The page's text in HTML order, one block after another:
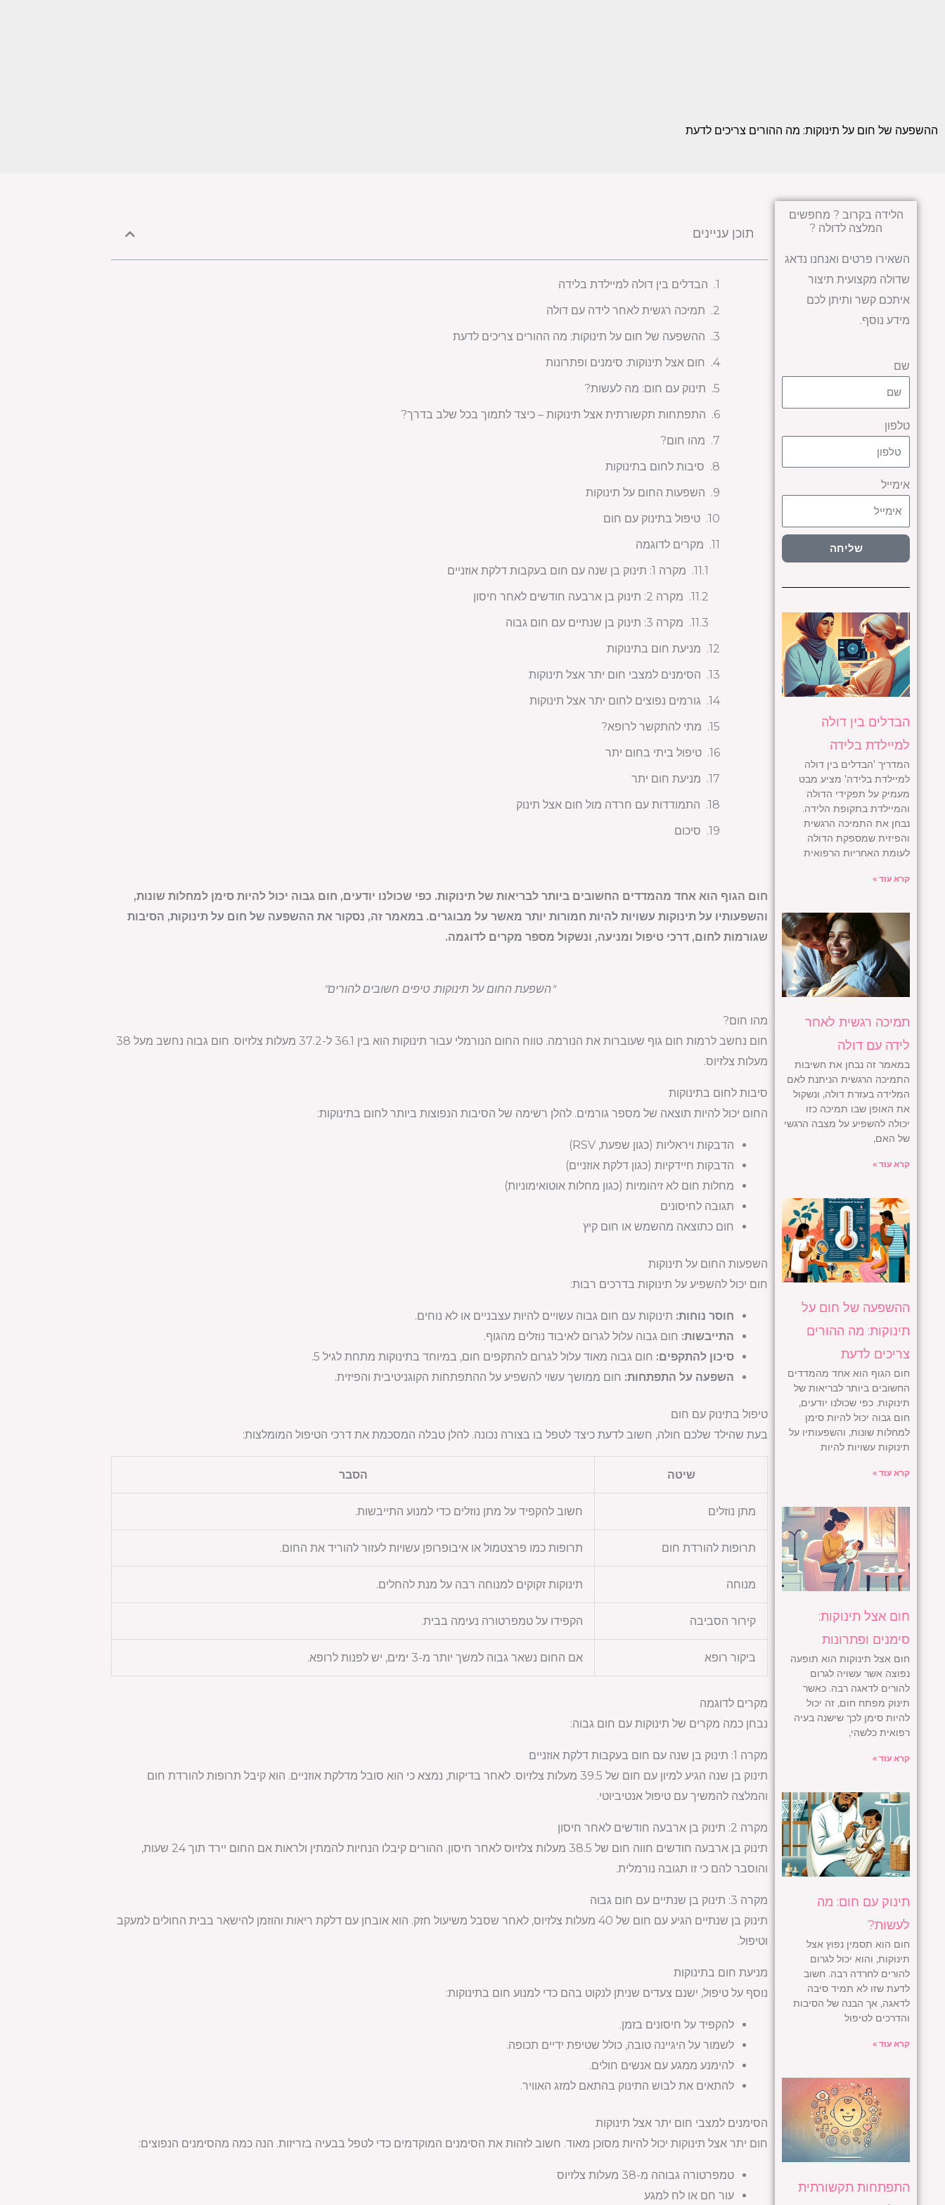
ההשפעה של חום על תינוקות: מה ההורים צריכים לדעת
הלידה בקרוב ? מחפשים
המלצה לדולה ?
השאירו פרטים ואנחנו נדאג
שדולה מקצועית תיצור
איתכם קשר ותיתן לכם
מידע נוסף.
שם
טלפון
אימייל
שליחה
הבדלים בין דולה
למיילדת בלידה
המדריך 'הבדלים בין דולה
למיילדת בלידה' מציע מבט
מעמיק על תפקידי הדולה
והמיילדת בתקופת הלידה.
נבחן את התמיכה הרגשית
והפיזית שמספקת הדולה
לעומת האחריות הרפואית
קרא עוד »
תמיכה רגשית לאחר
לידה עם דולה
במאמר זה נבחן את חשיבות
התמיכה הרגשית הניתנת לאם
המלידה בעזרת דולה, ונשקול
את האופן שבו תמיכה כזו
יכולה להשפיע על מצבה הרגשי
של האם,
קרא עוד »
ההשפעה של חום על
תינוקות: מה ההורים
צריכים לדעת
חום הגוף הוא אחד מהמדדים
החשובים ביותר לבריאות של
תינוקות. כפי שכולנו יודעים,
חום גבוה יכול להיות סימן
למחלות שונות, והשפעותיו על
תינוקות עשויות להיות
קרא עוד »
חום אצל תינוקות:
סימנים ופתרונות
חום אצל תינוקות הוא תופעה
נפוצה אשר עשויה לגרום
להורים לדאגה רבה. כאשר
תינוק מפתח חום, זה יכול
להיות סימן לכך שישנה בעיה
רפואית כלשהי,
קרא עוד »
תינוק עם חום: מה
לעשות?
חום הוא תסמין נפוץ אצל
תינוקות, והוא יכול לגרום
להורים לחרדה רבה. חשוב
לדעת שזו לא תמיד סיבה
לדאגה, אך הבנה של הסיבות
והדרכים לטיפול
קרא עוד »
התפתחות תקשורתית
תוכן עניינים
הבדלים בין דולה למיילדת בלידה
תמיכה רגשית לאחר לידה עם דולה
ההשפעה של חום על תינוקות: מה ההורים צריכים לדעת
חום אצל תינוקות: סימנים ופתרונות
תינוק עם חום: מה לעשות?
התפתחות תקשורתית אצל תינוקות – כיצד לתמוך בכל שלב בדרך?
מהו חום?
סיבות לחום בתינוקות
השפעות החום על תינוקות
טיפול בתינוק עם חום
מקרים לדוגמה
מקרה 1: תינוק בן שנה עם חום בעקבות דלקת אוזניים
מקרה 2: תינוק בן ארבעה חודשים לאחר חיסון
מקרה 3: תינוק בן שנתיים עם חום גבוה
מניעת חום בתינוקות
הסימנים למצבי חום יתר אצל תינוקות
גורמים נפוצים לחום יתר אצל תינוקות
מתי להתקשר לרופא?
טיפול ביתי בחום יתר
מניעת חום יתר
התמודדות עם חרדה מול חום אצל תינוק
סיכום
חום הגוף הוא אחד מהמדדים החשובים ביותר לבריאות של תינוקות. כפי שכולנו יודעים, חום גבוה יכול להיות סימן למחלות שונות,
והשפעותיו על תינוקות עשויות להיות חמורות יותר מאשר על מבוגרים. במאמר זה, נסקור את ההשפעה של חום על תינוקות, הסיבות
שגורמות לחום, דרכי טיפול ומניעה, ונשקול מספר מקרים לדוגמה.
"השפעת החום על תינוקות: טיפים חשובים להורים"
מהו חום?
חום נחשב לרמות חום גוף שעוברות את הנורמה. טווח החום הנורמלי עבור תינוקות הוא בין 36.1 ל-37.2 מעלות צלזיוס. חום גבוה נחשב מעל 38
מעלות צלזיוס.
סיבות לחום בתינוקות
החום יכול להיות תוצאה של מספר גורמים. להלן רשימה של הסיבות הנפוצות ביותר לחום בתינוקות:
הדבקות ויראליות (כגון שפעת, RSV)
הדבקות חיידקיות (כגון דלקת אוזניים)
מחלות חום לא זיהומיות (כגון מחלות אוטואימוניות)
תגובה לחיסונים
חום כתוצאה מהשמש או חום קיץ
השפעות החום על תינוקות
חום יכול להשפיע על תינוקות בדרכים רבות:
חוסר נוחות: תינוקות עם חום גבוה עשויים להיות עצבניים או לא נוחים.
התייבשות: חום גבוה עלול לגרום לאיבוד נוזלים מהגוף.
סיכון להתקפים: חום גבוה מאוד עלול לגרום להתקפים חום, במיוחד בתינוקות מתחת לגיל 5.
השפעה על התפתחות: חום ממושך עשוי להשפיע על ההתפתחות הקוגניטיבית והפיזית.
טיפול בתינוק עם חום
בעת שהילד שלכם חולה, חשוב לדעת כיצד לטפל בו בצורה נכונה. להלן טבלה המסכמת את דרכי הטיפול המומלצות:
שיטה הסבר
מתן נוזלים חשוב להקפיד על מתן נוזלים כדי למנוע התייבשות.
תרופות להורדת חום תרופות כמו פרצטמול או איבופרופן עשויות לעזור להוריד את החום.
מנוחה תינוקות זקוקים למנוחה רבה על מנת להחלים.
קירור הסביבה הקפידו על טמפרטורה נעימה בבית.
ביקור רופא אם החום נשאר גבוה למשך יותר מ-3 ימים, יש לפנות לרופא.
מקרים לדוגמה
נבחן כמה מקרים של תינוקות עם חום גבוה:
מקרה 1: תינוק בן שנה עם חום בעקבות דלקת אוזניים
תינוק בן שנה הגיע למיון עם חום של 39.5 מעלות צלזיוס. לאחר בדיקות, נמצא כי הוא סובל מדלקת אוזניים. הוא קיבל תרופות להורדת חום
והמלצה להמשיך עם טיפול אנטיביוטי.
מקרה 2: תינוק בן ארבעה חודשים לאחר חיסון
תינוק בן ארבעה חודשים חווה חום של 38.5 מעלות צלזיוס לאחר חיסון. ההורים קיבלו הנחיות להמתין ולראות אם החום יירד תוך 24 שעות,
והוסבר להם כי זו תגובה נורמלית.
מקרה 3: תינוק בן שנתיים עם חום גבוה
תינוק בן שנתיים הגיע עם חום של 40 מעלות צלזיוס, לאחר שסבל משיעול חזק. הוא אובחן עם דלקת ריאות והוזמן להישאר בבית החולים למעקב
וטיפול.
מניעת חום בתינוקות
נוסף על טיפול, ישנם צעדים שניתן לנקוט בהם כדי למנוע חום בתינוקות:
להקפיד על חיסונים בזמן.
לשמור על היגיינה טובה, כולל שטיפת ידיים תכופה.
להימנע ממגע עם אנשים חולים.
להתאים את לבוש התינוק בהתאם למזג האוויר.
הסימנים למצבי חום יתר אצל תינוקות
חום יתר אצל תינוקות יכול להיות מסוכן מאוד. חשוב לזהות את הסימנים המוקדמים כדי לטפל בבעיה בזריזות. הנה כמה מהסימנים הנפוצים:
טמפרטורה גבוהה מ-38 מעלות צלזיוס
עור חם או לח למגע